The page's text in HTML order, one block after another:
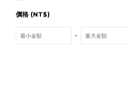
價格 (NT$)
~